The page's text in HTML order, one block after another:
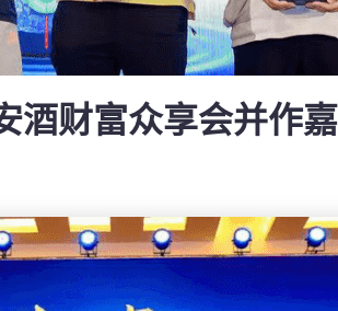
酒财富众享会并作